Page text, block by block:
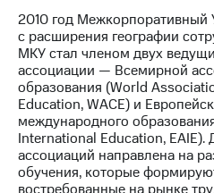
Контакты
Новости
в
регионе
и акционерам
Корпоративное
управление
Корпоративный
2010 год Межкорпоративный
с расширения географии
МКУ стал членом двух
ассоциации — Всемирной
образования (World
Education, WACE) и
международного
International Education, EAIE).
ассоциаций направлена на
обучения, которые